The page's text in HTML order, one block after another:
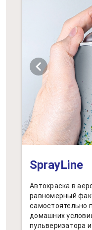
chevron_left
SprayLine
Автокраска в
равномерный
самостоятельно
домашних
пульверизатора